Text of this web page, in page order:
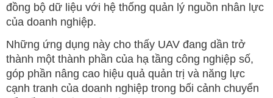
đồng bộ dữ liệu với hệ thống quản lý nguồn nhân lực
của doanh nghiệp.
Những ứng dụng này cho thấy UAV đang dần trở
thành một thành phần của hạ tầng công nghiệp số,
góp phần nâng cao hiệu quả quản trị và năng lực
cạnh tranh của doanh nghiệp trong bối cảnh chuyển